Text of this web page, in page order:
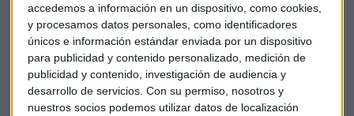
accedemos a información en un dispositivo, como cookies,
y procesamos datos personales, como identificadores
únicos e información estándar enviada por un dispositivo
para publicidad y contenido personalizado, medición de
publicidad y contenido, investigación de audiencia y
desarrollo de servicios. Con su permiso, nosotros y
nuestros socios podemos utilizar datos de localización
El despliegue masivo de esta nueva tecnología, según los
expertos, generará unos 18.000 nuevos emplazamientos y
disparará el número de nuevas antenas, un desembolso que
disparará la cifra de gastos del presupuesto 5G de las
compañías.